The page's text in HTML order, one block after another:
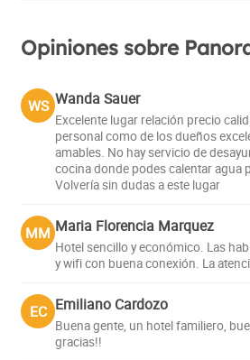
Opiniones sobre
WS Wanda Sauer
Excelente lugar relación precio
personal como de los dueños
amables. No hay servicio de
cocina donde podes calentar agua
Volvería sin dudas a este lugar
MM Maria Florencia Marquez
Hotel sencillo y económico. Las
y wifi con buena conexión. La
EC Emiliano Cardozo
Buena gente, un hotel familiero,
gracias!!